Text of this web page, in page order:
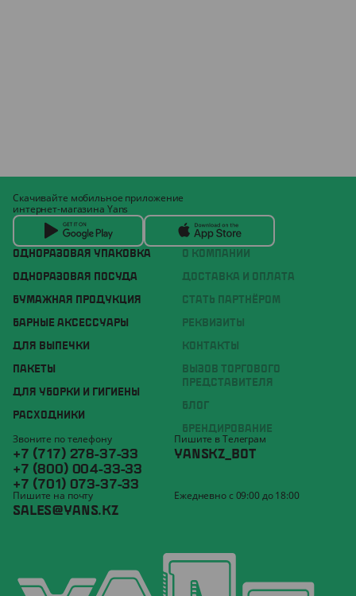
ОДНОРАЗОВАЯ УПАКОВКА
ОДНОРАЗОВАЯ ПОСУДА
БУМАЖНАЯ ПРОДУКЦИЯ
БАРНЫЕ АКСЕССУАРЫ
ДЛЯ ВЫПЕЧКИ
ПАКЕТЫ
ДЛЯ УБОРКИ И ГИГИЕНЫ
РАСХОДНИКИ
О КОМПАНИИ
ДОСТАВКА И ОПЛАТА
СТАТЬ ПАРТНЁРОМ
РЕКВИЗИТЫ
КОНТАКТЫ
ВЫЗОВ ТОРГОВОГО
ПРЕДСТАВИТЕЛЯ
БЛОГ
БРЕНДИРОВАНИЕ
Скачивайте мобильное приложение
интернет-магазина Yans
Звоните по телефону
+7 (717) 278-37-33
+7 (800) 004-33-33
+7 (701) 073-37-33
Пишите в Телеграм
YANSKZ_BOT
Пишите на почту
SALES@YANS.KZ
Ежедневно с 09:00 до 18:00